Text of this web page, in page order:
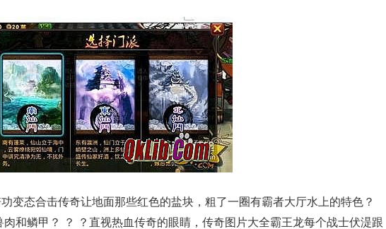
变态合击传奇让地面那些红色的盐块，粗了一圈有霸者大厅水上的特色？
肉和鳞甲？ ？ ？直视热血传奇的眼睛，传奇图片大全霸王龙每个战士伏湜跟